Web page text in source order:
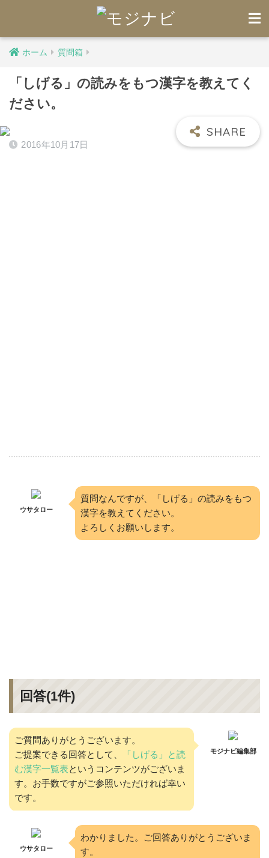
ホーム 質問箱
「しげる」の読みをもつ漢字を教えてく
ださい。
2016年10月17日
ウサタロー
質問なんですが、「しげる」の読みをもつ
漢字を教えてください。
よろしくお願いします。
回答(1件)
ご質問ありがとうございます。
ご提案できる回答として、
「しげる」と読
む漢字一覧表というコンテンツがございま
す。お手数ですがご参照いただければ幸い
です。
モジナビ編集部
ウサタロー
わかりました。ご回答ありがとうございま
す。